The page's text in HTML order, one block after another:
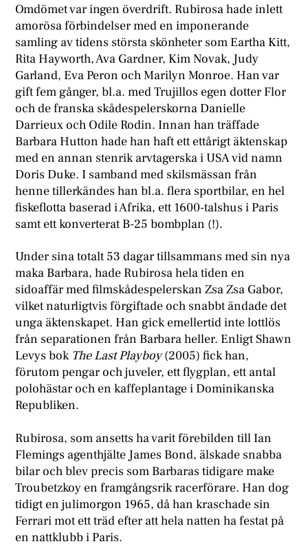
Omdömet var ingen överdrift. Rubirosa hade inlett
amorösa förbindelser med en imponerande
samling av tidens största skönheter som Eartha Kitt,
Rita Hayworth, Ava Gardner, Kim Novak, Judy
Garland, Eva Peron och Marilyn Monroe. Han var
gift fem gånger, bl.a. med Trujillos egen dotter Flor
och de franska skådespelerskorna Danielle
Darrieux och Odile Rodin. Innan han träffade
Barbara Hutton hade han haft ett ettårigt äktenskap
med en annan stenrik arvtagerska i USA vid namn
Doris Duke. I samband med skilsmässan från
henne tillerkändes han bl.a. flera sportbilar, en hel
fiskeflotta baserad i Afrika, ett 1600-talshus i Paris
samt ett konverterat B-25 bombplan (!).
Under sina totalt 53 dagar tillsammans med sin nya
maka Barbara, hade Rubirosa hela tiden en
sidoaffär med filmskådespelerskan Zsa Zsa Gabor,
vilket naturligtvis förgiftade och snabbt ändade det
unga äktenskapet. Han gick emellertid inte lottlös
från separationen från Barbara heller. Enligt Shawn
Levys bok The Last Playboy(2005) fick han,
förutom pengar och juveler, ett flygplan, ett antal
polohästar och en kaffeplantage i Dominikanska
Republiken.
Rubirosa, som ansetts ha varit förebilden till Ian
Flemings agenthjälte James Bond, älskade snabba
bilar och blev precis som Barbaras tidigare make
Troubetzkoy en framgångsrik racerförare. Han dog
tidigt en julimorgon 1965, då han kraschade sin
Ferrari mot ett träd efter att hela natten ha festat på
en nattklubb i Paris.